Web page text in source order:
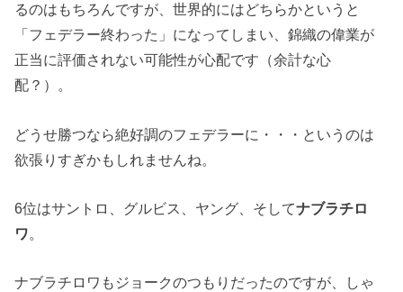
るのはもちろんですが、世界的にはどちらかというと
「フェデラー終わった」になってしまい、錦織の偉業が
正当に評価されない可能性が心配です（余計な心
配？）。
どうせ勝つなら絶好調のフェデラーに・・・というのは
欲張りすぎかもしれませんね。
6位はサントロ、グルビス、ヤング、そしてナブラチロ
ワ。
ナブラチロワもジョークのつもりだったのですが、しゃ